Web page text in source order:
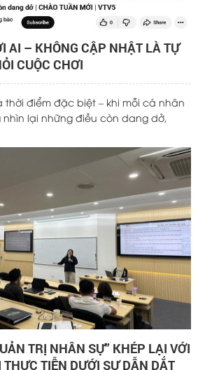
AI – KHÔNG CẬP NHẬT LÀ TỰ
CUỘC CHƠI
thời điểm đặc biệt – khi mỗi cá nhân
lại những điều còn dang dở,
trò chuyện gần đây với kênh VTV5
Việt Nam, chuyên gia Tiến sĩ Yến Đỗ
góc nhìn sâu sắc về sự chuyển
nhân sự trong bối cảnh công nghệ và
mẽ, đặc biệt là những thách thức
đợi phía trước vào năm 2026.
TRỊ NHÂN SỰ” KHÉP LẠI VỚI
THỰC TIỄN DƯỚI SỰ DẪN DẮT